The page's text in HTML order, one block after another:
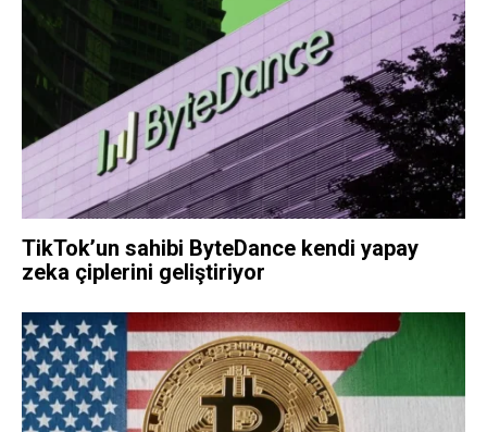
TikTok’un sahibi ByteDance kendi yapay
zeka çiplerini geliştiriyor